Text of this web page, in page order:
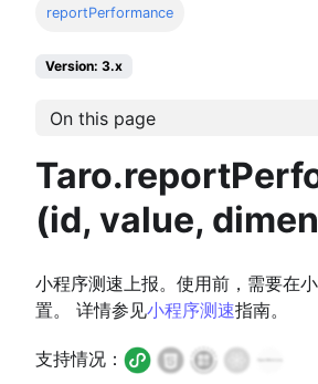
reportPerformance
Version: 3.x
On this page
(id, value,
小程序测速上报。使用前，需要在
置。 详情参见小程序测速指南。
支持情况：